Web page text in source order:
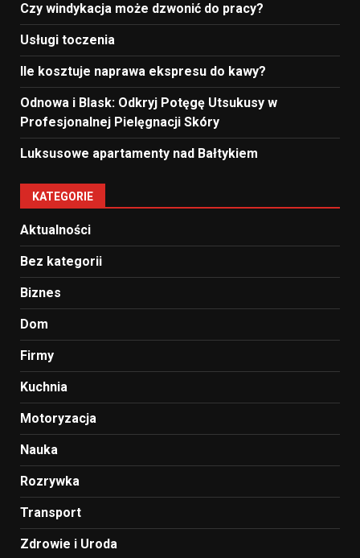
Czy windykacja może dzwonić do pracy?
Usługi toczenia
Ile kosztuje naprawa ekspresu do kawy?
Odnowa i Blask: Odkryj Potęgę Utsukusy w
Profesjonalnej Pielęgnacji Skóry
Luksusowe apartamenty nad Bałtykiem
KATEGORIE
Aktualności
Bez kategorii
Biznes
Dom
Firmy
Kuchnia
Motoryzacja
Nauka
Rozrywka
Transport
Zdrowie i Uroda